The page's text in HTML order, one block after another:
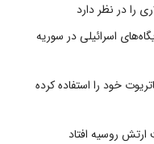
اسرائیلی در سوریه
پاتریوت خود را استفاده کرده
ارتش روسیه افتاد